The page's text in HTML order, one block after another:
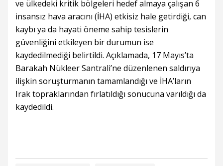
ve ülkedeki kritik bölgeleri hedef almaya çalışan 6
insansız hava aracını (İHA) etkisiz hale getirdiği, can
kaybı ya da hayati öneme sahip tesislerin
güvenliğini etkileyen bir durumun ise
kaydedilmediği belirtildi. Açıklamada, 17 Mayıs’ta
Barakah Nükleer Santrali’ne düzenlenen saldırıya
ilişkin soruşturmanın tamamlandığı ve İHA’ların
Irak topraklarından fırlatıldığı sonucuna varıldığı da
kaydedildi.